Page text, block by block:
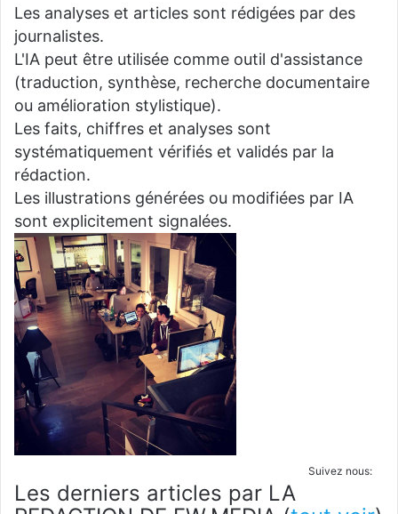
Les analyses et articles sont rédigées par des
journalistes.
L'IA peut être utilisée comme outil d'assistance
(traduction, synthèse, recherche documentaire
ou amélioration stylistique).
Les faits, chiffres et analyses sont
systématiquement vérifiés et validés par la
rédaction.
Les illustrations générées ou modifiées par IA
sont explicitement signalées.
Suivez nous:
Les derniers articles par LA